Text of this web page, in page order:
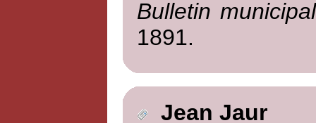
Bulletin
1891.
Jean Jaur